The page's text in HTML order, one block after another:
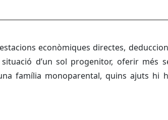
econòmiques directes,
d’un sol progenitor, oferir més
família monoparental, quins ajuts hi